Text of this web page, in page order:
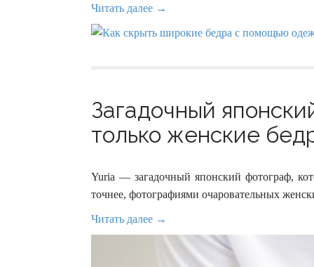
Читать далее →
Загадочный
только женские
Yuria — загадочный японский фотограф,
точнее, фотографиями очаровательных
Читать далее →